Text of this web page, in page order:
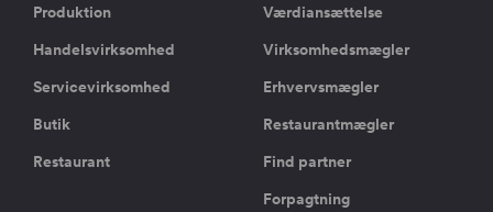
Produktion
Handelsvirksomhed
Servicevirksomhed
Butik
Restaurant
Værdiansættelse
Virksomhedsmægler
Erhvervsmægler
Restaurantmægler
Find partner
Forpagtning